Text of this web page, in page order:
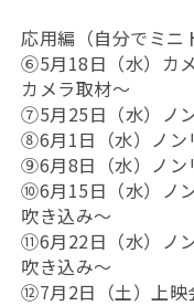
応用編（自分でミニ
⑥5月18日（水）カ
カメラ取材～
⑦5月25日（水）ノ
⑧6月1日（水）ノン
⑨6月8日（水）ノン
⑩6月15日（水）ノ
吹き込み～
⑪6月22日（水）ノ
吹き込み～
⑫7月2日（土）上映